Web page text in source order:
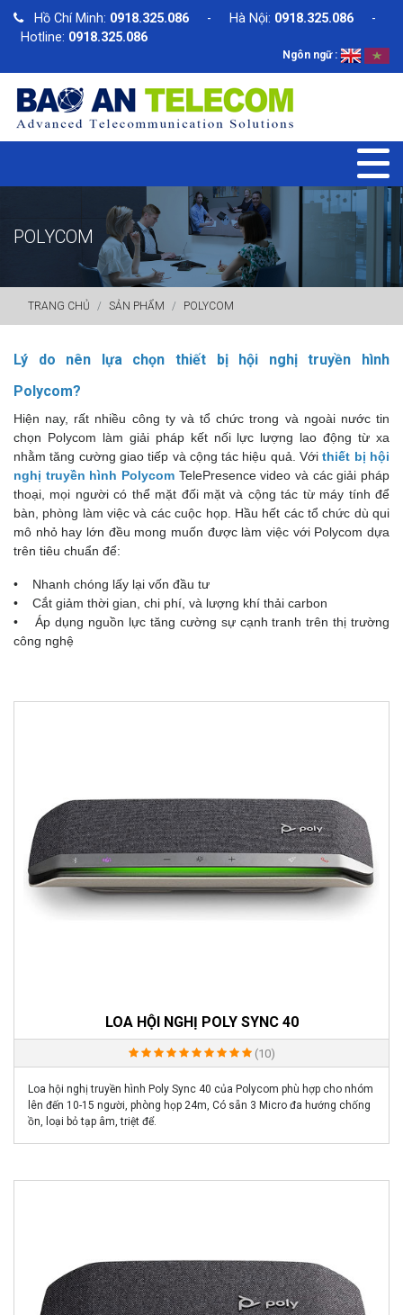
Hồ Chí Minh: 0918.325.086 - Hà Nội: 0918.325.086 -
Hotline: 0918.325.086
Ngôn ngữ :
POLYCOM
TRANG CHỦ SẢN PHẨM POLYCOM
Lý do nên lựa chọn thiết bị hội nghị truyền hình
Polycom?
Hiện nay, rất nhiều công ty và tổ chức trong và ngoài nước tin
chọn Polycom làm giải pháp kết nối lực lượng lao động từ xa
nhằm tăng cường giao tiếp và cộng tác hiệu quả. Vớithiết bị hội
nghị truyền hình Polycom TelePresence video và các giải pháp
thoại, mọi người có thể mặt đối mặt và cộng tác từ máy tính để
bàn, phòng làm việc và các cuộc họp. Hầu hết các tổ chức dù qui
mô nhỏ hay lớn đều mong muốn được làm việc với Polycom dựa
trên tiêu chuẩn để:
• Nhanh chóng lấy lại vốn đầu tư
• Cắt giảm thời gian, chi phí, và lượng khí thải carbon
• Áp dụng nguồn lực tăng cường sự cạnh tranh trên thị trường
công nghệ
LOA HỘI NGHỊ POLY SYNC 40
(10)
Loa hội nghị truyền hình Poly Sync 40 của Polycom phù hợp cho nhóm
lên đến 10-15 người, phòng họp 24m, Có sẵn 3 Micro đa hướng chống
ồn, loại bỏ tạp âm, triệt để.